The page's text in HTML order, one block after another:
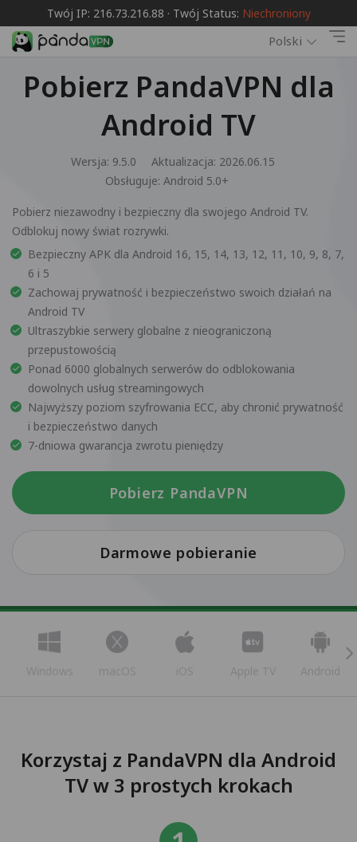
Twój IP: 216.73.216.88 · Twój Status: Niechroniony
Polski
Pobierz PandaVPN dla
Android TV
Wersja: 9.5.0
Aktualizacja: 2026.06.15
Obsługuje: Android 5.0+
Pobierz niezawodny i bezpieczny dla swojego Android TV.
Odblokuj nowy świat rozrywki.
Bezpieczny APK dla Android 16, 15, 14, 13, 12, 11, 10, 9, 8, 7,
6 i 5
Zachowaj prywatność i bezpieczeństwo swoich działań na
Android TV
Ultraszybkie serwery globalne z nieograniczoną
przepustowością
Ponad 6000 globalnych serwerów do odblokowania
dowolnych usług streamingowych
Najwyższy poziom szyfrowania ECC, aby chronić prywatność
i bezpieczeństwo danych
7-dniowa gwarancja zwrotu pieniędzy
Pobierz PandaVPN
Darmowe pobieranie
Windows macOS iOS Apple TV Android
Korzystaj z PandaVPN dla Android
TV w 3 prostych krokach